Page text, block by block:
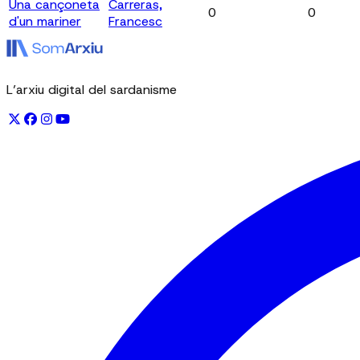
Una cançoneta
d'un mariner
Carreras,
Francesc
0 0
L’arxiu digital del sardanisme